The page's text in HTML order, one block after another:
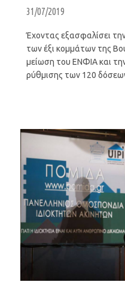
31/07/2019
Έχοντας εξασφαλίσει
των έξι κομμάτων της
μείωση του ΕΝΦΙΑ και
ρύθμισης των 120